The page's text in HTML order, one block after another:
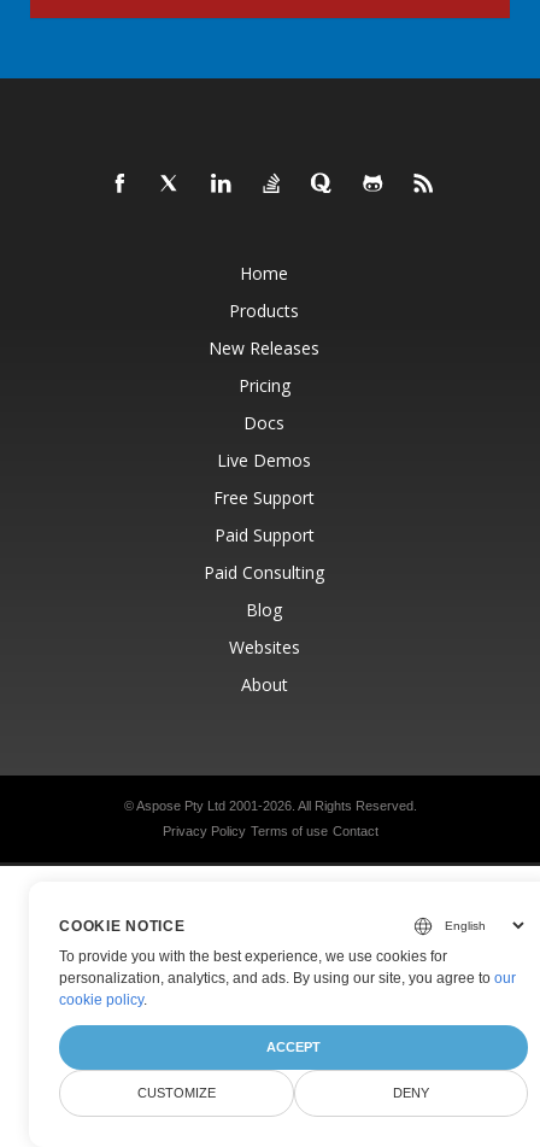
Home
Products
New Releases
Pricing
Docs
Live Demos
Free Support
Paid Support
Paid Consulting
Blog
Websites
About
© Aspose Pty Ltd 2001-2026. All Rights Reserved.
Privacy Policy Terms of use Contact
COOKIE NOTICE
To provide you with the best experience, we use cookies for
personalization, analytics, and ads. By using our site, you agree toour
cookie policy.
ACCEPT
CUSTOMIZE DENY